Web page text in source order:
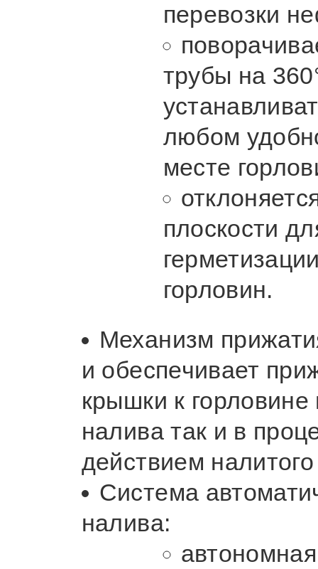
перевозки
трубы на
любом
месте
плоскости
горловин.
Механизм
и обеспечивает
крышки к
налива так и в
действием
Система
налива: